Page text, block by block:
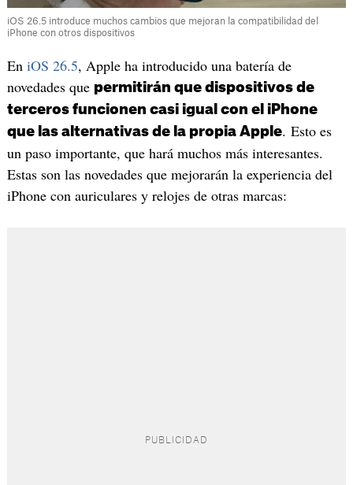
iOS 26.5 introduce muchos cambios que mejoran la compatibilidad del
iPhone con otros dispositivos
En iOS 26.5, Apple ha introducido una batería de
novedades que permitirán que dispositivos de
terceros funcionen casi igual con el iPhone
que las alternativas de la propia Apple. Esto es
un paso importante, que hará muchos más interesantes.
Estas son las novedades que mejorarán la experiencia del
iPhone con auriculares y relojes de otras marcas: